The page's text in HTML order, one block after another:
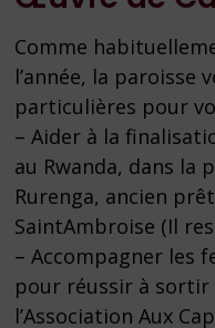
Comme
l’année, la paroisse
particulières pour
– Aider à la
au Rwanda, dans la
Rurenga, ancien
SaintAmbroise (Il
– Accompagner les
pour réussir à
l’Association Aux